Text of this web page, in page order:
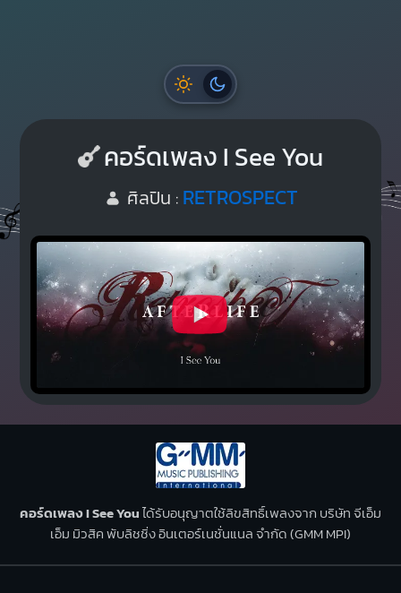
คอร์ดเพลง I See You
ศิลปิน : RETROSPECT
คอร์ดเพลง I See Youได้รับอนุญาตใช้ลิขสิทธิ์เพลงจาก บริษัท จีเอ็ม
เอ็ม มิวสิค พับลิชชิ่ง อินเตอร์เนชั่นแนล จำกัด (GMM MPI)